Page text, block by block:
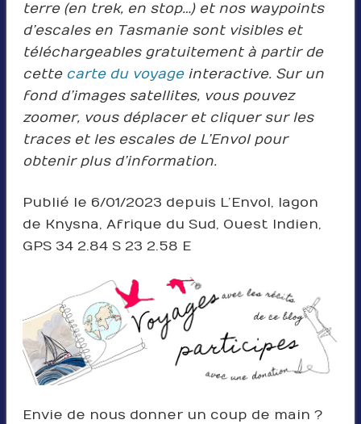
terre (en trek, en stop…) et nos waypoints
d’escales en Tasmanie sont visibles et
téléchargeables gratuitement à partir de
cette carte du voyageinteractive. Sur un
fond d’images satellites, vous pouvez
zoomer, vous déplacer et cliquer sur les
traces et les escales de L’Envol pour
obtenir plus d’information.
Publié le 6/01/2023 depuis L’Envol, lagon
de Knysna, Afrique du Sud, Ouest Indien,
GPS 34 2.84 S 23 2.58 E
Envie de nous donner un coup de main ?